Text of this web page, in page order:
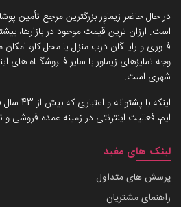
در حال حاضر زیماوِر بزرگترین مرجع تأمین
است. ارزان ترین قیمت موجود در بازارها،
وجه تمایزهای زیماور با سایر فـروشگـاه های
شهری است.
اینکه
ایم، فعالیت اینترنتی در زمینه عمده فروشی و
لینک های مفید
پرسش های متداول
راهنمای مشتریان